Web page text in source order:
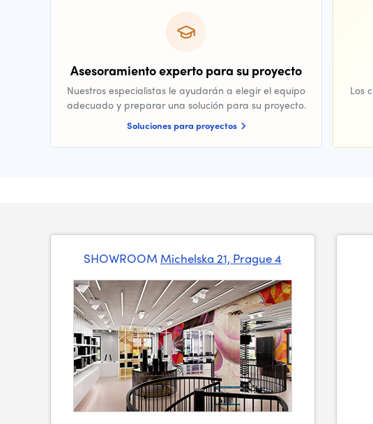
Asesoramiento experto para su proyecto
Nuestros especialistas le ayudarán a elegir el equipo
adecuado y preparar una solución para su proyecto.
Soluciones para proyectos
Los
SHOWROOM Michelska 21, Prague 4